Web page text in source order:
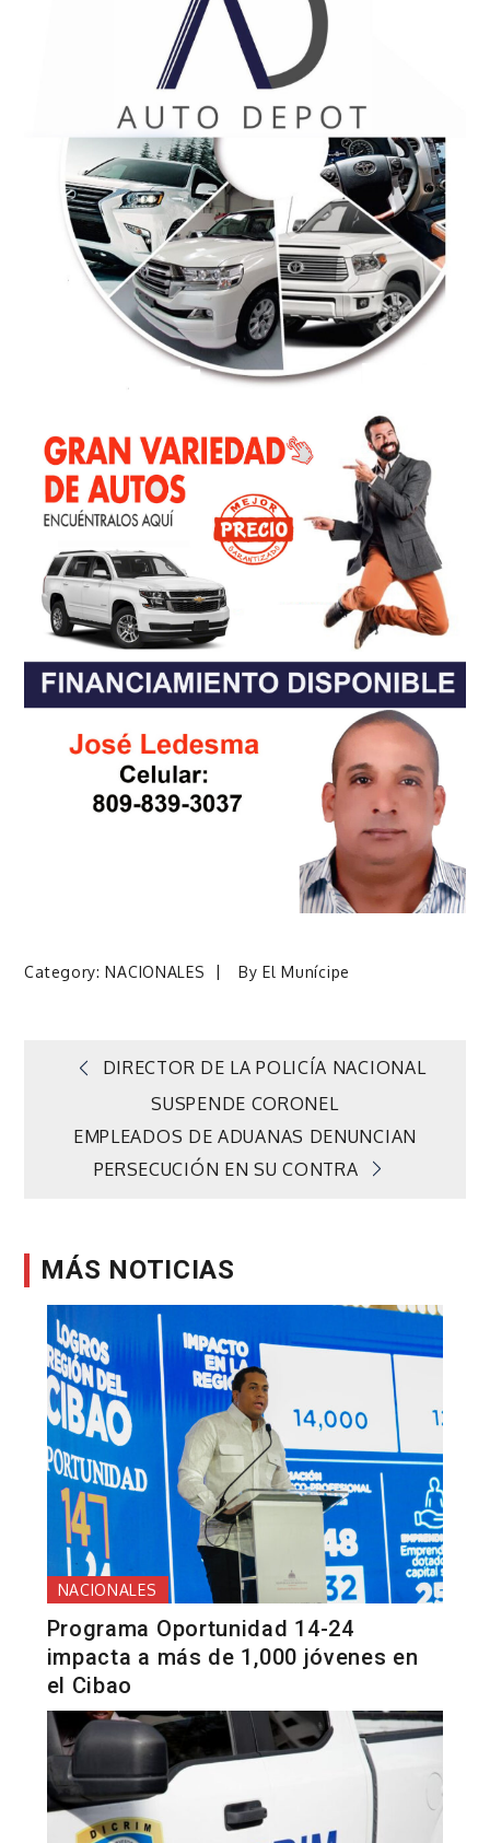
Category:NACIONALES ByEl Munícipe
Navegación
de
DIRECTOR DE LA POLICÍA NACIONAL
SUSPENDE CORONEL
EMPLEADOS DE ADUANAS DENUNCIAN
PERSECUCIÓN EN SU CONTRA
MÁS NOTICIAS
NACIONALES
Programa Oportunidad 14-24
impacta a más de 1,000 jóvenes en
el Cibao